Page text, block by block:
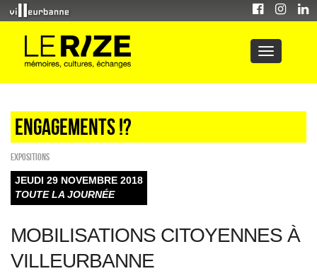
Engagements !?
EXPOSITIONS
JEUDI 29 NOVEMBRE 2018
TOUTE LA JOURNÉE
MOBILISATIONS CITOYENNES À
VILLEURBANNE